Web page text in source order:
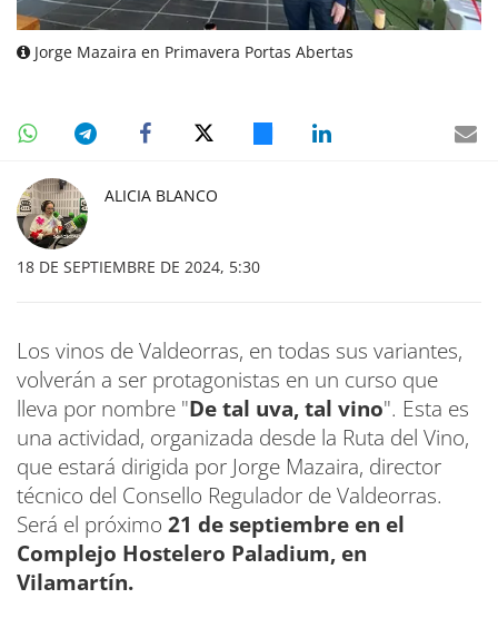
Jorge Mazaira en Primavera Portas Abertas
ALICIA BLANCO
18 DE SEPTIEMBRE DE 2024, 5:30
Los vinos de Valdeorras, en todas sus variantes,
volverán a ser protagonistas en un curso que
lleva por nombre "De tal uva, tal vino". Esta es
una actividad, organizada desde la Ruta del Vino,
que estará dirigida por Jorge Mazaira, director
técnico del Consello Regulador de Valdeorras.
Será el próximo 21 de septiembre en el
Complejo Hostelero Paladium, en
Vilamartín.